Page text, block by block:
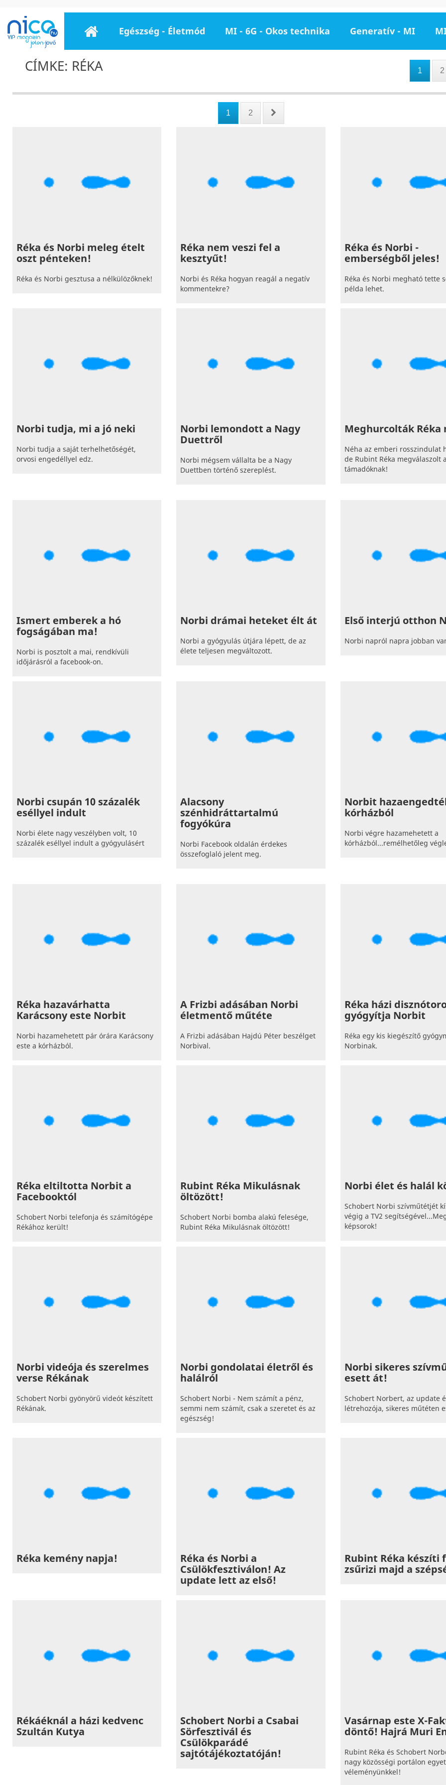
Egészség - Életmód MI - 6G - Okos technika Generatív - MI
CÍMKE: RÉKA 1 2
1 2
Réka és Norbi meleg ételt
oszt pénteken!
Réka és Norbi gesztusa a nélkülözőknek!
Réka nem veszi fel a
kesztyűt!
Norbi és Réka hogyan reagál a negatív
kommentekre?
Réka és Norbi -
emberségből jeles!
Réka és Norbi megható tette
példa lehet.
Norbi tudja, mi a jó neki
Norbi tudja a saját terhelhetőségét,
orvosi engedéllyel edz.
Norbi lemondott a Nagy
Duettről
Norbi mégsem vállalta be a Nagy
Duettben történő szereplést.
Meghurcolták Réka
Néha az emberi rosszindulat
de Rubint Réka megválaszolt a
támadóknak!
Ismert emberek a hó
fogságában ma!
Norbi is posztolt a mai, rendkívüli
időjárásról a facebook-on.
Norbi drámai heteket élt át
Norbi a gyógyulás útjára lépett, de az
élete teljesen megváltozott.
Első interjú otthon
Norbi napról napra jobban
Norbi csupán 10 százalék
eséllyel indult
Norbi élete nagy veszélyben volt, 10
százalék eséllyel indult a gyógyulásért
Alacsony
szénhidráttartalmú
fogyókúra
Norbi Facebook oldalán érdekes
összefoglaló jelent meg.
Norbit
kórházból
Norbi végre hazamehetett a
kórházból...remélhetőleg
Réka hazavárhatta
Karácsony este Norbit
Norbi hazamehetett pár órára Karácsony
este a kórházból.
A Frizbi adásában Norbi
életmentő műtéte
A Frizbi adásában Hajdú Péter beszélget
Norbival.
Réka házi
gyógyítja Norbit
Réka egy kis kiegészítő
Norbinak.
Réka eltiltotta Norbit a
Facebooktól
Schobert Norbi telefonja és számítógépe
Rékához került!
Rubint Réka Mikulásnak
öltözött!
Schobert Norbi bomba alakú felesége,
Rubint Réka Mikulásnak öltözött!
Norbi élet és halál
Schobert Norbi szívműtétjét
végig a TV2
képsorok!
Norbi videója és szerelmes
verse Rékának
Schobert Norbi gyönyörű videót készített
Rékának.
Norbi gondolatai életről és
halálról
Schobert Norbi - Nem számít a pénz,
semmi nem számít, csak a szeretet és az
egészség!
Norbi sikeres
esett át!
Schobert Norbert, az update
létrehozója, sikeres műtéten
Réka kemény napja! Réka és Norbi a
Csülökfesztiválon! Az
update lett az első!
Rubint Réka készíti
zsűrizi majd a
Rékáéknál a házi kedvenc
Szultán Kutya
Schobert Norbi a Csabai
Sörfesztivál és
Csülökparádé
sajtótájékoztatóján!
Vasárnap este X-
döntő! Hajrá Muri
Rubint Réka és Schobert
nagy közösségi portálon
véleményünkkel!